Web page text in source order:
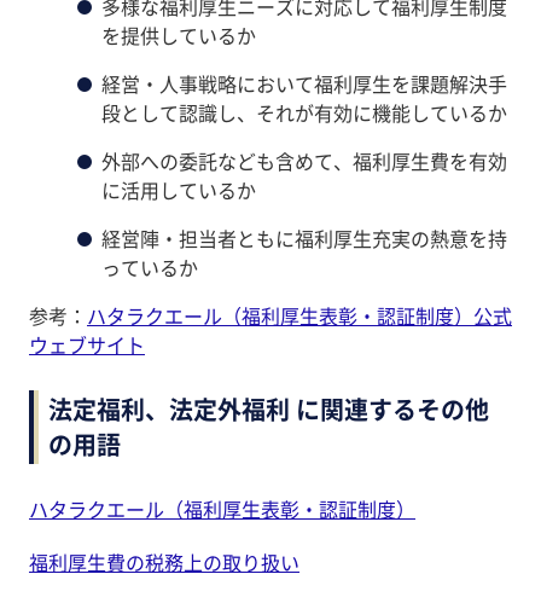
多様な福利厚生ニーズに対応して福利厚生制度
を提供しているか
経営・人事戦略において福利厚生を課題解決手
段として認識し、それが有効に機能しているか
外部への委託なども含めて、福利厚生費を有効
に活用しているか
経営陣・担当者ともに福利厚生充実の熱意を持
っているか
参考： ハタラクエール（福利厚生表彰・認証制度）公式
ウェブサイト
法定福利、法定外福利 に関連するその他
の用語
ハタラクエール（福利厚生表彰・認証制度）
福利厚生費の税務上の取り扱い